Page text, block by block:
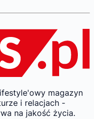
magazyn
i relacjach -
na jakość życia.